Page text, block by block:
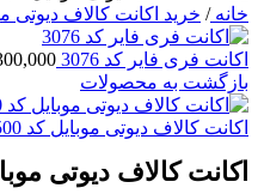
خانه/ خرید اکانت کالاف دیوتی
اکانت فری فایر کد 3076
بازگشت به محصولات
اکانت کالاف دیوتی موبایل کد 1500
اکانت کالاف دیوتی موبایل